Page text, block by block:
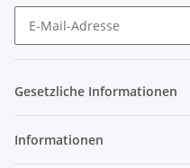
Gesetzliche Informationen
Informationen